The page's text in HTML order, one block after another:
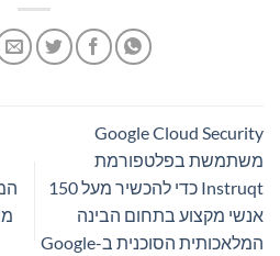
Google Cloud Security
משתמשת בפלטפורמת
Instruqt כדי להכשיר מעל 150
אנשי מקצוע בתחום הבינה
המלאכותית הסוכנית ב-Google